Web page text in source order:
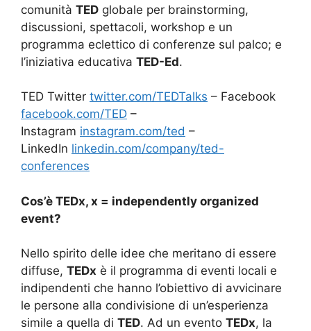
comunità TED globale per brainstorming,
discussioni, spettacoli, workshop e un
programma eclettico di conferenze sul palco; e
l’iniziativa educativa TED-Ed.
TED Twitter twitter.com/TEDTalks – Facebook
facebook.com/TED –
Instagram instagram.com/ted –
LinkedIn linkedin.com/company/ted-
conferences
Cos’è TEDx, x = independently organized
event?
Nello spirito delle idee che meritano di essere
diffuse, TEDx è il programma di eventi locali e
indipendenti che hanno l’obiettivo di avvicinare
le persone alla condivisione di un’esperienza
simile a quella di TED. Ad un evento TEDx, la